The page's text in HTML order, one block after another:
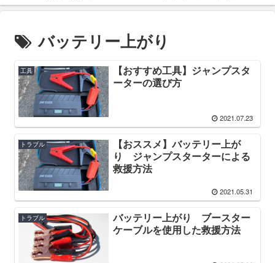
バッテリー上がり
工具
【おすすめ工具】ジャンプスタ
ーターの選び方
2021.07.23
トラブル
【おススメ】バッテリー上が
り ジャンプスターターによる
救援方法
2021.05.31
トラブル
バッテリー上がり ブースター
ケーブルを使用した救援方法